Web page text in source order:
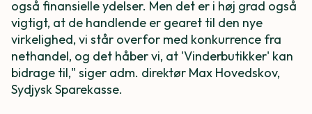
også finansielle ydelser. Men det er i høj grad også
vigtigt, at de handlende er gearet til den nye
virkelighed, vi står overfor med konkurrence fra
nethandel, og det håber vi, at 'Vinderbutikker' kan
bidrage til," siger adm. direktør Max Hovedskov,
Sydjysk Sparekasse.